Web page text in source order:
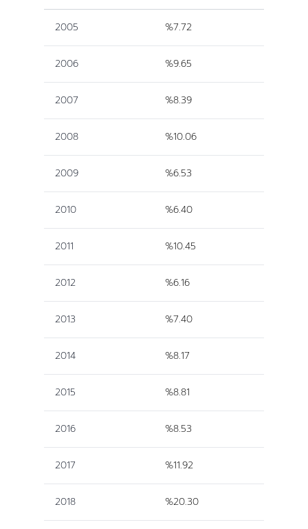
2005 %7.72
2006 %9.65
2007 %8.39
2008 %10.06
2009 %6.53
2010 %6.40
2011 %10.45
2012 %6.16
2013 %7.40
2014 %8.17
2015 %8.81
2016 %8.53
2017 %11.92
2018 %20.30